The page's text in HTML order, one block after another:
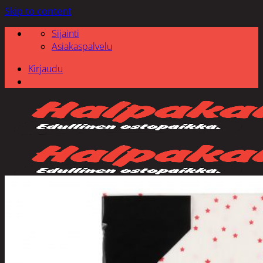
Skip to content
Sijainti
Asiakaspalvelu
Kirjaudu